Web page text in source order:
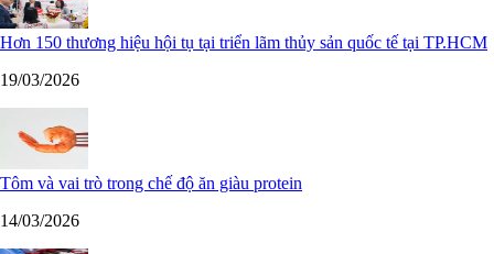
Hơn 150 thương hiệu hội tụ tại triển lãm thủy sản quốc tế tại TP.HCM
19/03/2026
Tôm và vai trò trong chế độ ăn giàu protein
14/03/2026